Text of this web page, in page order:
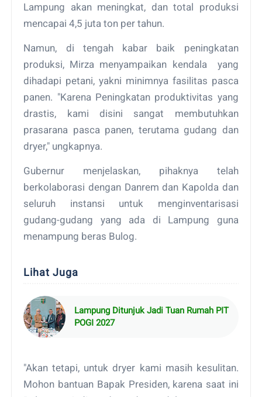
Lampung akan meningkat, dan total produksi
mencapai 4,5 juta ton per tahun.
Namun, di tengah kabar baik peningkatan
produksi, Mirza menyampaikan kendala yang
dihadapi petani, yakni minimnya fasilitas pasca
panen. "Karena Peningkatan produktivitas yang
drastis, kami disini sangat membutuhkan
prasarana pasca panen, terutama gudang dan
dryer," ungkapnya.
Gubernur menjelaskan, pihaknya telah
berkolaborasi dengan Danrem dan Kapolda dan
seluruh instansi untuk menginventarisasi
gudang-gudang yang ada di Lampung guna
menampung beras Bulog.
Lihat Juga
Lampung Ditunjuk Jadi Tuan Rumah PIT
POGI 2027
"Akan tetapi, untuk dryer kami masih kesulitan.
Mohon bantuan Bapak Presiden, karena saat ini